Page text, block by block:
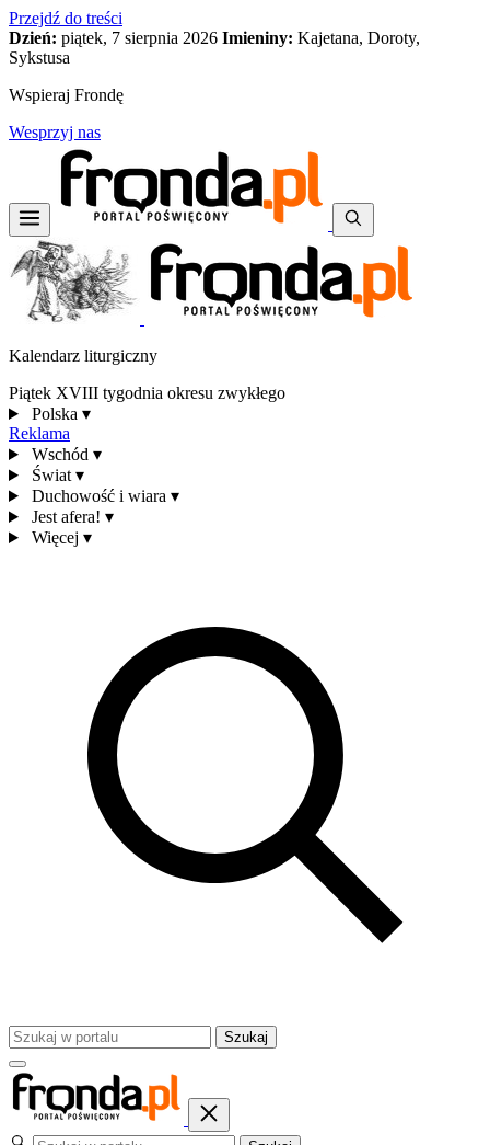
Przejdź do treści
Dzień: piątek, 7 sierpnia 2026 Imieniny: Kajetana, Doroty,
Sykstusa
Wspieraj Frondę
Wesprzyj nas
Kalendarz liturgiczny
Piątek XVIII tygodnia okresu zwykłego
Polska ▾
Reklama
Wschód ▾
Świat ▾
Duchowość i wiara ▾
Jest afera! ▾
Więcej ▾
Szukaj